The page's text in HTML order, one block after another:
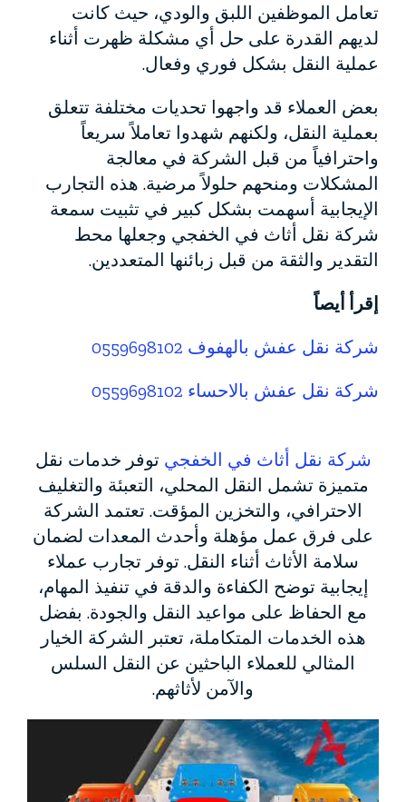
تعامل الموظفين اللبق والودي، حيث كانت
لديهم القدرة على حل أي مشكلة ظهرت أثناء
عملية النقل بشكل فوري وفعال.
بعض العملاء قد واجهوا تحديات مختلفة تتعلق
بعملية النقل، ولكنهم شهدوا تعاملاً سريعاً
واحترافياً من قبل الشركة في معالجة
المشكلات ومنحهم حلولاً مرضية. هذه التجارب
الإيجابية أسهمت بشكل كبير في تثبيت سمعة
شركة نقل أثاث في الخفجي وجعلها محط
التقدير والثقة من قبل زبائنها المتعددين.
إقرأ أيصاً
شركة نقل عفش بالهفوف 0559698102
شركة نقل عفش بالاحساء 0559698102
شركة نقل أثاث في الخفجي توفر خدمات نقل
متميزة تشمل النقل المحلي، التعبئة والتغليف
الاحترافي، والتخزين المؤقت. تعتمد الشركة
على فرق عمل مؤهلة وأحدث المعدات لضمان
سلامة الأثاث أثناء النقل. توفر تجارب عملاء
إيجابية توضح الكفاءة والدقة في تنفيذ المهام،
مع الحفاظ على مواعيد النقل والجودة. بفضل
هذه الخدمات المتكاملة، تعتبر الشركة الخيار
المثالي للعملاء الباحثين عن النقل السلس
والآمن لأثاثهم.